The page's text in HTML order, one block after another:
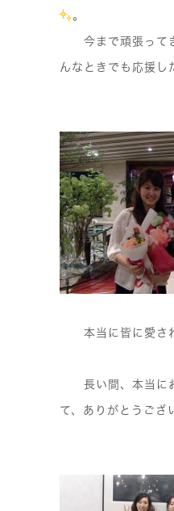
。
今まで頑張ってき
んなときでも応援し
本当に皆に愛さ
長い間、本当にお
て、ありがとうござ